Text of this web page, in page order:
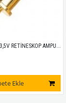
RİESTER 10610 3,5V RETİNESKOP AMPULÜ MUADİL
Ekle